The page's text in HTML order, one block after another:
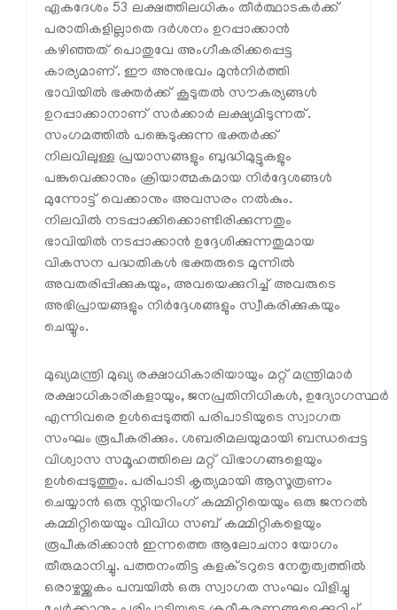
ഏകദേശം 53 ലക്ഷത്തിലധികം തീർത്ഥാടകർക്ക്
പരാതികളില്ലാതെ ദർശനം ഉറപ്പാക്കാൻ
കഴിഞ്ഞത് പൊതുവേ അംഗീകരിക്കപ്പെട്ട
കാര്യമാണ്. ഈ അനുഭവം മുൻനിർത്തി
ഭാവിയിൽ ഭക്തർക്ക് കൂടുതൽ സൗകര്യങ്ങൾ
ഉറപ്പാക്കാനാണ് സർക്കാർ ലക്ഷ്യമിടുന്നത്.
സംഗമത്തിൽ പങ്കെടുക്കുന്ന ഭക്തർക്ക്
നിലവിലുള്ള പ്രയാസങ്ങളും ബുദ്ധിമുട്ടുകളും
പങ്കുവെക്കാനും ക്രിയാത്മകമായ നിർദ്ദേശങ്ങൾ
മുന്നോട്ട് വെക്കാനും അവസരം നൽകും.
നിലവിൽ നടപ്പാക്കിക്കൊണ്ടിരിക്കുന്നതും
ഭാവിയിൽ നടപ്പാക്കാൻ ഉദ്ദേശിക്കുന്നതുമായ
വികസന പദ്ധതികൾ ഭക്തരുടെ മുന്നിൽ
അവതരിപ്പിക്കുകയും, അവയെക്കുറിച്ച് അവരുടെ
അഭിപ്രായങ്ങളും നിർദ്ദേശങ്ങളും സ്വീകരിക്കുകയും
ചെയ്യും.
മുഖ്യമന്ത്രി മുഖ്യ രക്ഷാധികാരിയായും മറ്റ് മന്ത്രിമാർ
രക്ഷാധികാരികളായും, ജനപ്രതിനിധികൾ, ഉദ്യോഗസ്ഥർ
എന്നിവരെ ഉൾപ്പെടുത്തി പരിപാടിയുടെ സ്വാഗത
സംഘം രൂപീകരിക്കും. ശബരിമലയുമായി ബന്ധപ്പെട്ട
വിശ്വാസ സമൂഹത്തിലെ മറ്റ് വിഭാഗങ്ങളെയും
ഉൾപ്പെടുത്തും. പരിപാടി കൃത്യമായി ആസൂത്രണം
ചെയ്യാൻ ഒരു സ്റ്റിയറിംഗ് കമ്മിറ്റിയെയും ഒരു ജനറൽ
കമ്മിറ്റിയെയും വിവിധ സബ് കമ്മിറ്റികളെയും
രൂപീകരിക്കാൻ ഇന്നത്തെ ആലോചനാ യോഗം
തീരുമാനിച്ചു. പത്തനംതിട്ട കളക്ടറുടെ നേതൃത്വത്തിൽ
ഒരാഴ്ചയ്ക്കകം പമ്പയിൽ ഒരു സ്വാഗത സംഘം വിളിച്ചു